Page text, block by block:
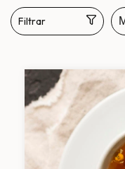
Filtrar